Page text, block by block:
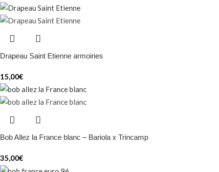
Drapeau Saint Etienne armoiries
15,00€
Bob Allez la France blanc – Bariola x Trincamp
35,00€